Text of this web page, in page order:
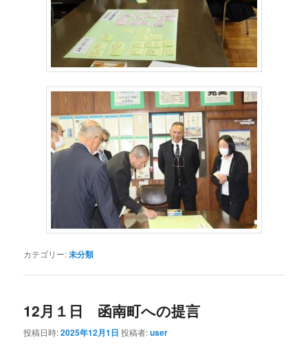
カテゴリー:未分類
12月１日 函南町への提言
投稿日時:2025年12月1日 投稿者:user